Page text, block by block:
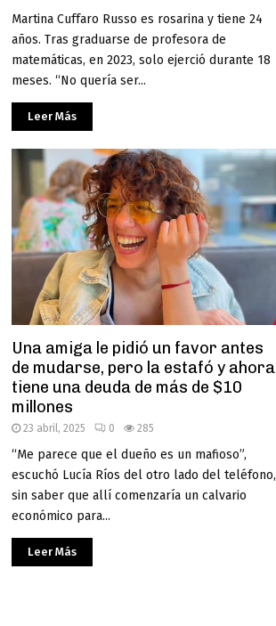
Martina Cuffaro Russo es rosarina y tiene 24
años. Tras graduarse de profesora de
matemáticas, en 2023, solo ejerció durante 18
meses. “No quería ser...
Leer Más
Una amiga le pidió un favor antes
de mudarse, pero la estafó y ahora
tiene una deuda de más de $10
millones
23 abril, 2025 0 285
“Me parece que el dueño es un mafioso”,
escuchó Lucía Ríos del otro lado del teléfono,
sin saber que allí comenzaría un calvario
económico para...
Leer Más